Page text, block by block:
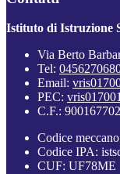
Istituto di Istruzione
Via Berto
Tel:
Email:
PEC:
C.F.:
Codice
Codice IPA:
CUF: UF78ME